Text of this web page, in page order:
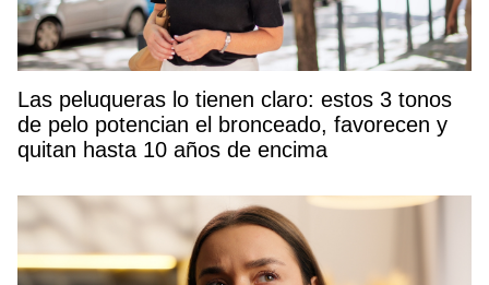
Las peluqueras lo tienen claro: estos 3 tonos
de pelo potencian el bronceado, favorecen y
quitan hasta 10 años de encima